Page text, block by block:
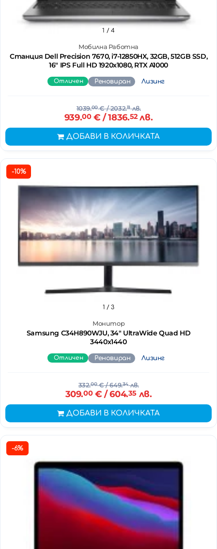
Мобилна Работна
Станция Dell Precision 7670, i7-12850HX, 32GB, 512GB SSD,
16" IPS Full HD 1920x1080, RTX A1000
1 / 4
Отличен Реновиран Лизинг
1039.00€/ 2032.11лв.
939.00€ / 1836.52лв.
ДОБАВИ В КОЛИЧКАТА
-10%
Монитор
Samsung C34H890WJU, 34" UltraWide Quad HD
3440х1440
1 / 3
Отличен Реновиран Лизинг
332.00€/ 649.34лв.
309.00€ / 604.35лв.
ДОБАВИ В КОЛИЧКАТА
-6%